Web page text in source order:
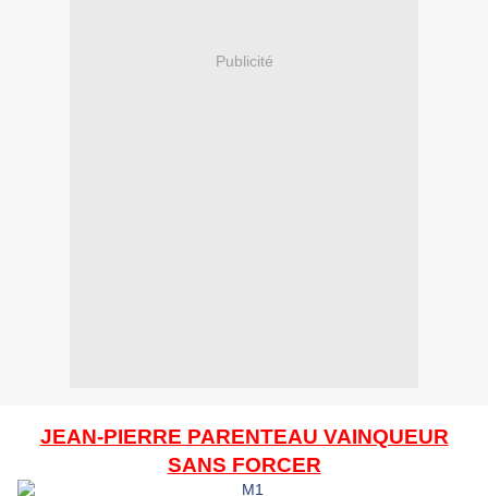
Publicité
JEAN-PIERRE PARENTEAU VAINQUEUR
SANS FORCER